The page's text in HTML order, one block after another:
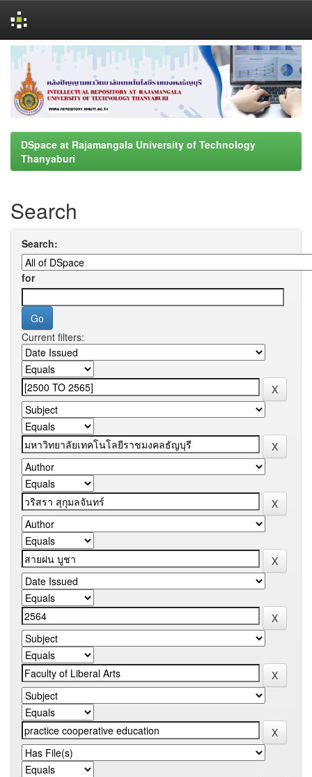
navigation
DSpace at Rajamangala University of Technology
Thanyaburi
Search
Search:
for
Current filters: